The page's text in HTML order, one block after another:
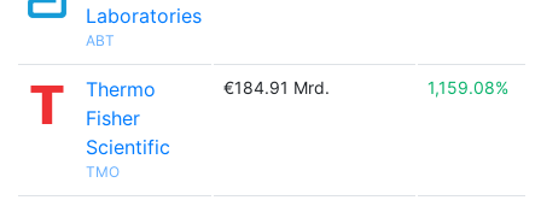
Laboratories
ABT
Thermo
Fisher
Scientific
TMO
€184.91 Mrd. 1,159.08%